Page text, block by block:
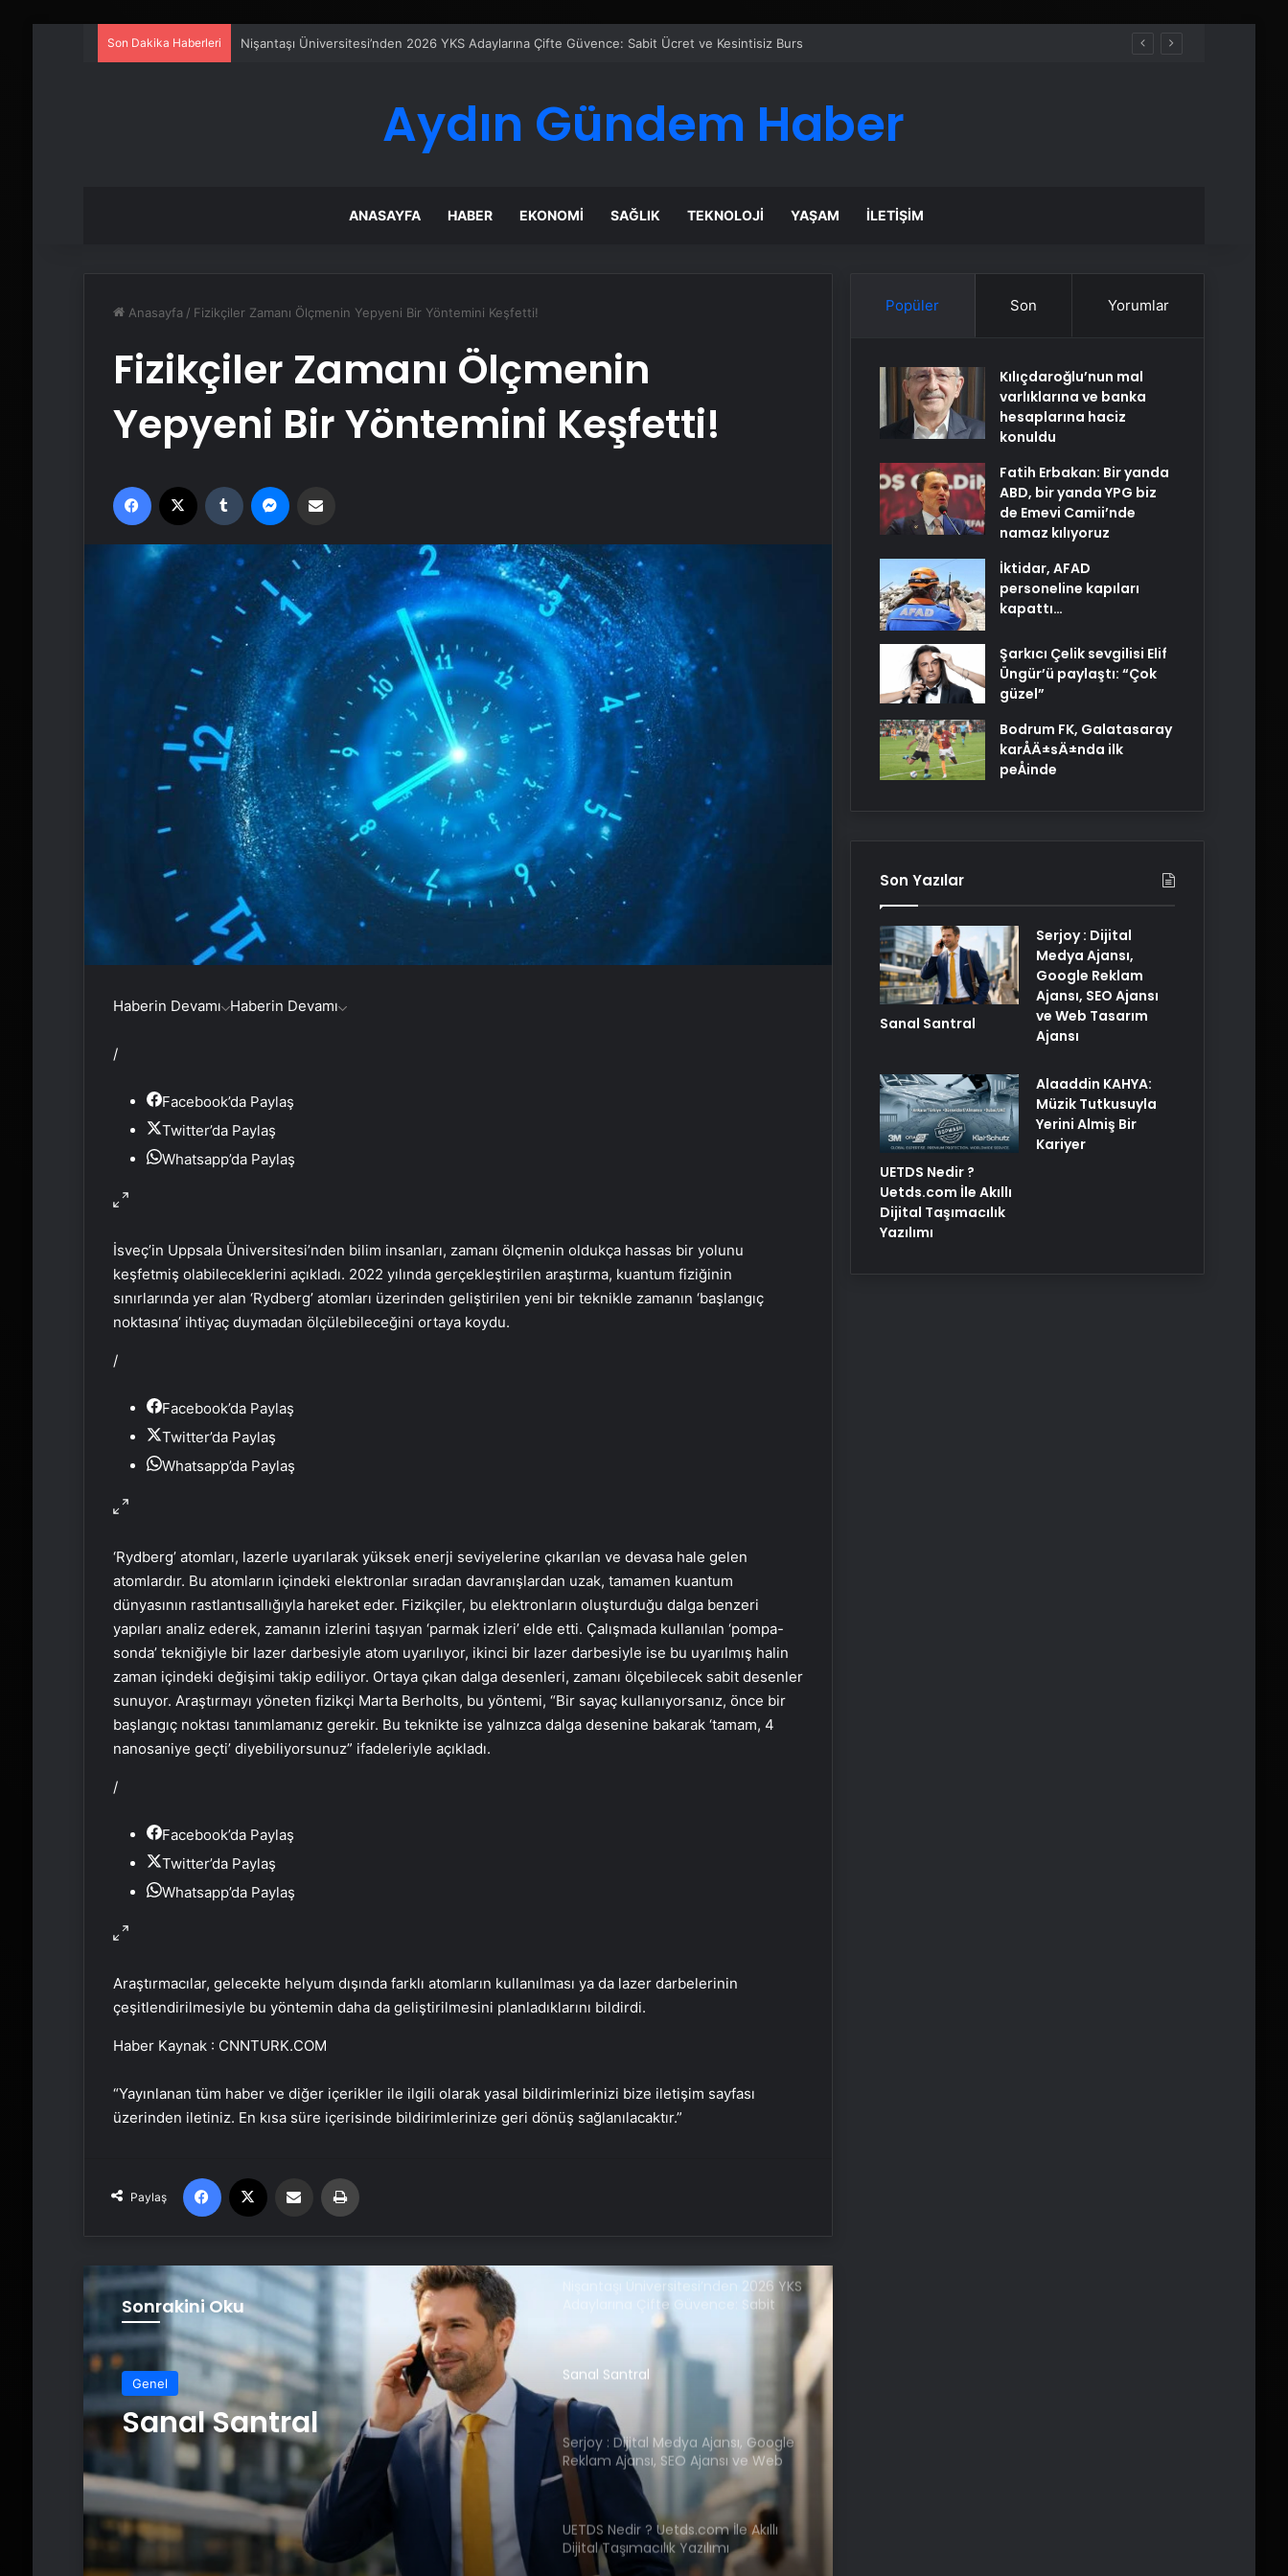
Son Dakika Haberleri Sanal Santral
Aydın Gündem Haber
ANASAYFA HABER EKONOMI SAĞLIK TEKNOLOJI YAŞAM İLETIŞIM
Anasayfa / Fizikçiler Zamanı Ölçmenin Yepyeni Bir Yöntemini Keşfetti!
Fizikçiler Zamanı Ölçmenin
Yepyeni Bir Yöntemini Keşfetti!
Facebook Tumblr
Haberin Devamı Haberin Devamı
/
Facebook’da Paylaş
Twitter’da Paylaş
Whatsapp’da Paylaş
İsveç’in Uppsala Üniversitesi’nden bilim insanları, zamanı ölçmenin oldukça hassas bir yolunu
keşfetmiş olabileceklerini açıkladı. 2022 yılında gerçekleştirilen araştırma, kuantum fiziğinin
sınırlarında yer alan ‘Rydberg’ atomları üzerinden geliştirilen yeni bir teknikle zamanın ‘başlangıç
noktasına’ ihtiyaç duymadan ölçülebileceğini ortaya koydu.
/
Facebook’da Paylaş
Twitter’da Paylaş
Whatsapp’da Paylaş
‘Rydberg’ atomları, lazerle uyarılarak yüksek enerji seviyelerine çıkarılan ve devasa hale gelen
atomlardır. Bu atomların içindeki elektronlar sıradan davranışlardan uzak, tamamen kuantum
dünyasının rastlantısallığıyla hareket eder. Fizikçiler, bu elektronların oluşturduğu dalga benzeri
yapıları analiz ederek, zamanın izlerini taşıyan ‘parmak izleri’ elde etti. Çalışmada kullanılan ‘pompa-
sonda’ tekniğiyle bir lazer darbesiyle atom uyarılıyor, ikinci bir lazer darbesiyle ise bu uyarılmış halin
zaman içindeki değişimi takip ediliyor. Ortaya çıkan dalga desenleri, zamanı ölçebilecek sabit desenler
sunuyor. Araştırmayı yöneten fizikçi Marta Berholts, bu yöntemi, “Bir sayaç kullanıyorsanız, önce bir
başlangıç noktası tanımlamanız gerekir. Bu teknikte ise yalnızca dalga desenine bakarak ‘tamam, 4
nanosaniye geçti’ diyebiliyorsunuz” ifadeleriyle açıkladı.
/
Facebook’da Paylaş
Twitter’da Paylaş
Whatsapp’da Paylaş
Araştırmacılar, gelecekte helyum dışında farklı atomların kullanılması ya da lazer darbelerinin
çeşitlendirilmesiyle bu yöntemin daha da geliştirilmesini planladıklarını bildirdi.
Haber Kaynak : CNNTURK.COM
“Yayınlanan tüm haber ve diğer içerikler ile ilgili olarak yasal bildirimlerinizi bize iletişim sayfası
üzerinden iletiniz. En kısa süre içerisinde bildirimlerinize geri dönüş sağlanılacaktır.”
Paylaş
Facebook Email'den paylaş
Sonrakini Oku
Genel
Sanal Santral
Genelinde Güvenli Araç Taşıma ve
Yol Yardım Atağı
Ankara halı yıkama fabrikası
Nişantaşı Üniversitesi’nden 2026 YKS
Adaylarına Çifte Güvence: Sabit
Ücret ve Kesintisiz Burs
Sanal Santral
Serjoy : Dijital Medya Ajansı, Google
Reklam Ajansı, SEO Ajansı ve Web
Tasarım Ajansı
UETDS Nedir ? Uetds.com İle Akıllı
Dijital Taşımacılık Yazılımı
Popüler Son Yorumlar
Kılıçdaroğlu’nun mal
varlıklarına ve banka
hesaplarına haciz
konuldu
Fatih Erbakan: Bir yanda
ABD, bir yanda YPG biz
de Emevi Camii’nde
namaz kılıyoruz
İktidar, AFAD
personeline kapıları
kapattı…
Şarkıcı Çelik sevgilisi Elif
Üngür’ü paylaştı: “Çok
güzel”
Bodrum FK, Galatasaray
karÅÄ±sÄ±nda ilk
peÅinde
Son Yazılar
Sanal Santral
Serjoy : Dijital
Medya Ajansı,
Google Reklam
Ajansı, SEO Ajansı
ve Web Tasarım
Ajansı
UETDS Nedir ?
Uetds.com İle Akıllı
Dijital Taşımacılık
Yazılımı
Alaaddin KAHYA:
Müzik Tutkusuyla
Yerini Almiş Bir
Kariyer